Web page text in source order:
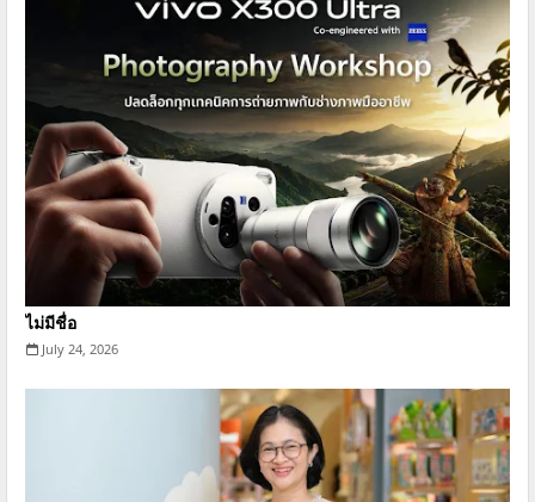
ไม่มีชื่อ
July 24, 2026